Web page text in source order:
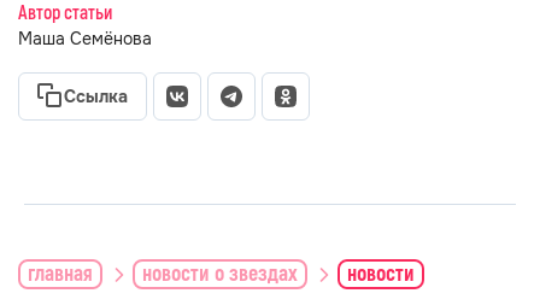
Автор статьи
Маша Семёнова
Ссылка
главная новости о звездах новости